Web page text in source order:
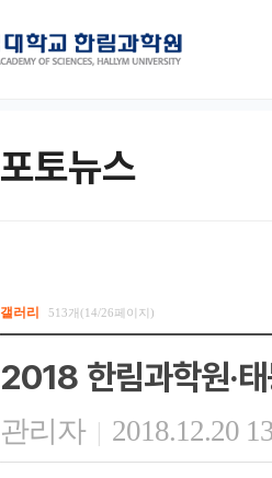
포토뉴스
갤러리 513개(14/26페이지)
2018 한림과학원·
관리자 | 2018.12.20